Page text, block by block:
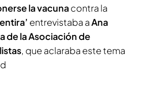
la vacunacontra la
entrevistaba aAna
de la Asociación de
, que aclaraba este tema